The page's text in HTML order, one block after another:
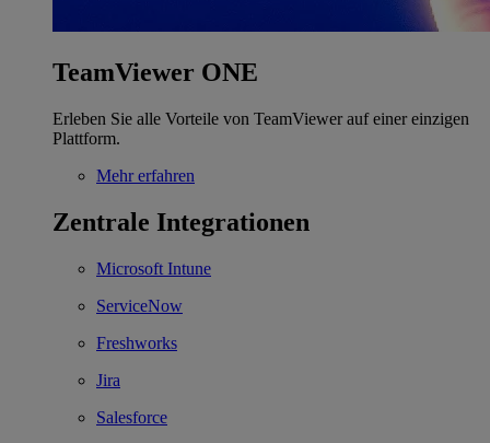
TeamViewer ONE
Erleben Sie alle Vorteile von TeamViewer auf einer einzigen
Plattform.
Mehr erfahren
Zentrale Integrationen
Microsoft Intune
ServiceNow
Freshworks
Jira
Salesforce